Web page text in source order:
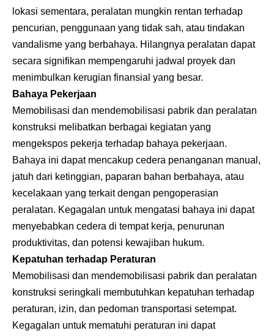
lokasi sementara, peralatan mungkin rentan terhadap
pencurian, penggunaan yang tidak sah, atau tindakan
vandalisme yang berbahaya. Hilangnya peralatan dapat
secara signifikan mempengaruhi jadwal proyek dan
menimbulkan kerugian finansial yang besar.
Bahaya Pekerjaan
Memobilisasi dan mendemobilisasi pabrik dan peralatan
konstruksi melibatkan berbagai kegiatan yang
mengekspos pekerja terhadap bahaya pekerjaan.
Bahaya ini dapat mencakup cedera penanganan manual,
jatuh dari ketinggian, paparan bahan berbahaya, atau
kecelakaan yang terkait dengan pengoperasian
peralatan. Kegagalan untuk mengatasi bahaya ini dapat
menyebabkan cedera di tempat kerja, penurunan
produktivitas, dan potensi kewajiban hukum.
Kepatuhan terhadap Peraturan
Memobilisasi dan mendemobilisasi pabrik dan peralatan
konstruksi seringkali membutuhkan kepatuhan terhadap
peraturan, izin, dan pedoman transportasi setempat.
Kegagalan untuk mematuhi peraturan ini dapat